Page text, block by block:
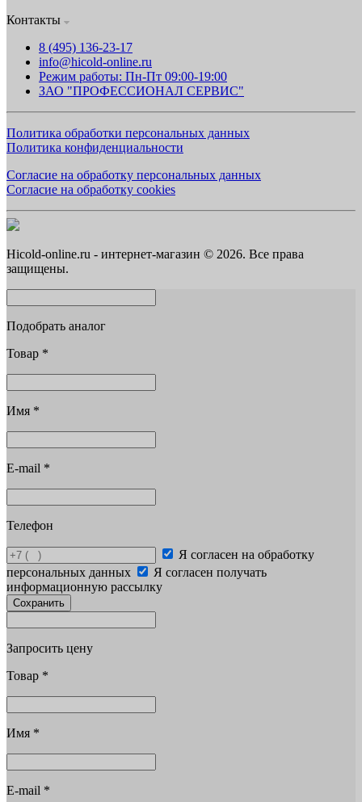
Контакты
8 (495) 136-23-17
info@hicold-online.ru
Режим работы: Пн-Пт 09:00-19:00
ЗАО "ПРОФЕССИОНАЛ СЕРВИС"
Политика обработки персональных данных
Политика конфиденциальности
Согласие на обработку персональных данных
Согласие на обработку cookies
Hicold-online.ru - интернет-магазин © 2026. Все права
защищены.
Подобрать аналог
Товар *
Имя *
E-mail *
Телефон
Я согласен на обработку
персональных данных
Я согласен получать
информационную рассылку
Сохранить
Запросить цену
Товар *
Имя *
E-mail *